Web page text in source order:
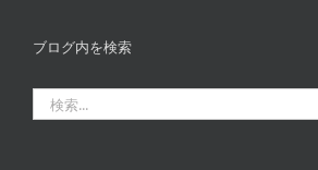
カ
ゴ
リ
ブログ内を検索
索